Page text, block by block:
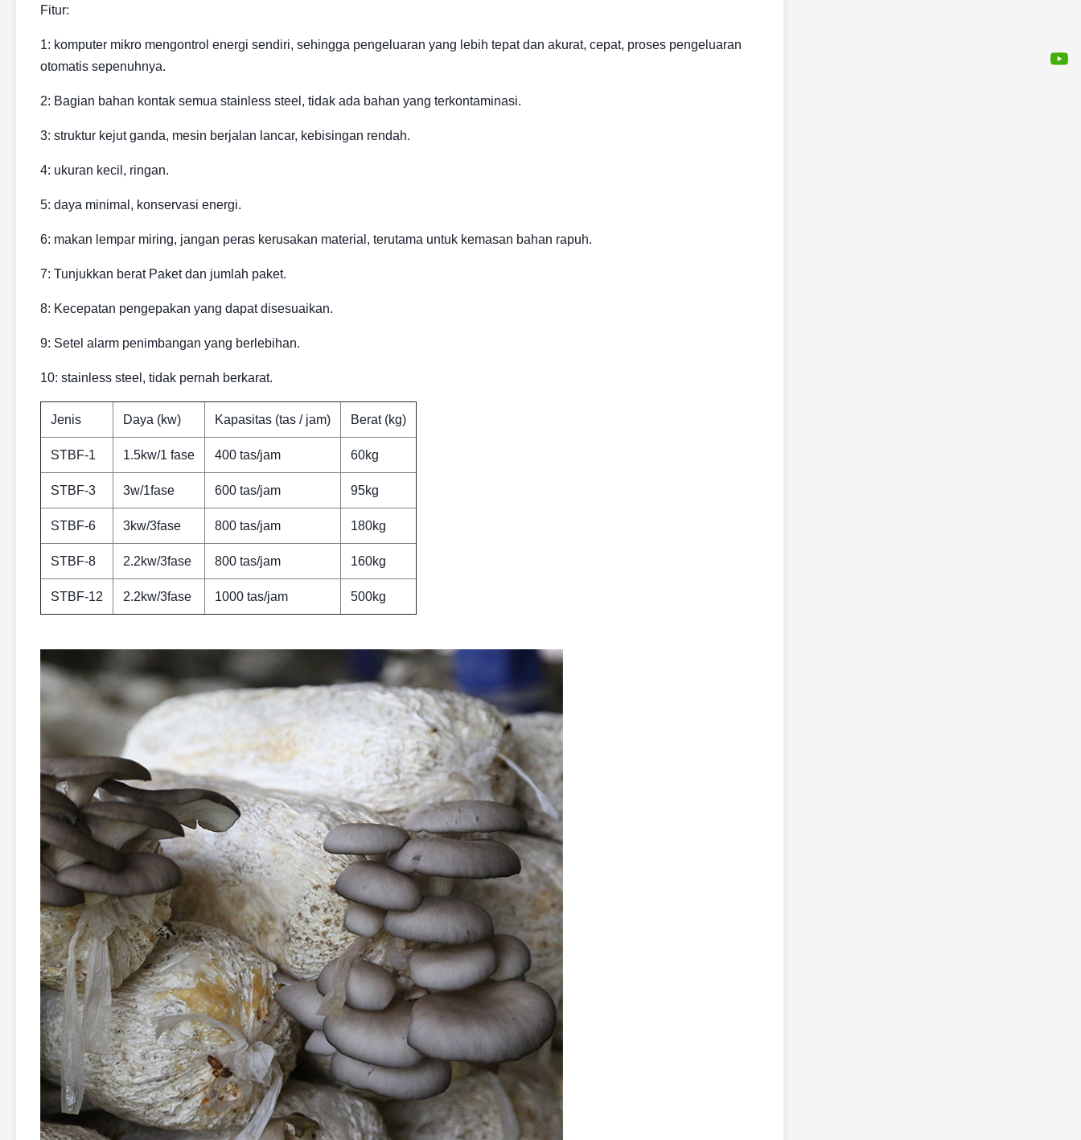
Fitur:
1: komputer mikro mengontrol energi sendiri, sehingga pengeluaran yang lebih tepat dan akurat, cepat, proses pengeluaran
otomatis sepenuhnya.
2: Bagian bahan kontak semua stainless steel, tidak ada bahan yang terkontaminasi.
3: struktur kejut ganda, mesin berjalan lancar, kebisingan rendah.
4: ukuran kecil, ringan.
5: daya minimal, konservasi energi.
6: makan lempar miring, jangan peras kerusakan material, terutama untuk kemasan bahan rapuh.
7: Tunjukkan berat Paket dan jumlah paket.
8: Kecepatan pengepakan yang dapat disesuaikan.
9: Setel alarm penimbangan yang berlebihan.
10: stainless steel, tidak pernah berkarat.
Jenis Daya (kw) Kapasitas (tas / jam) Berat (kg)
STBF-1 1.5kw/1 fase 400 tas/jam 60kg
STBF-3 3w/1fase 600 tas/jam 95kg
STBF-6 3kw/3fase 800 tas/jam 180kg
STBF-8 2.2kw/3fase 800 tas/jam 160kg
STBF-12 2.2kw/3fase 1000 tas/jam 500kg